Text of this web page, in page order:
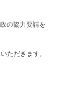
Links
の協力要請を
ただきます。